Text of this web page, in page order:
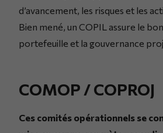
d’avancement, les risques et les
Bien mené, un COPIL assure le
portefeuille et la gouvernance
COMOP / COPROJ
Ces comités opérationnels se